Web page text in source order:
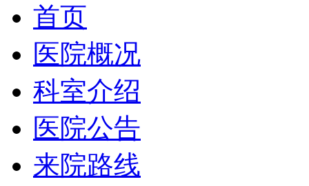
首页
医院概况
科室介绍
医院公告
来院路线